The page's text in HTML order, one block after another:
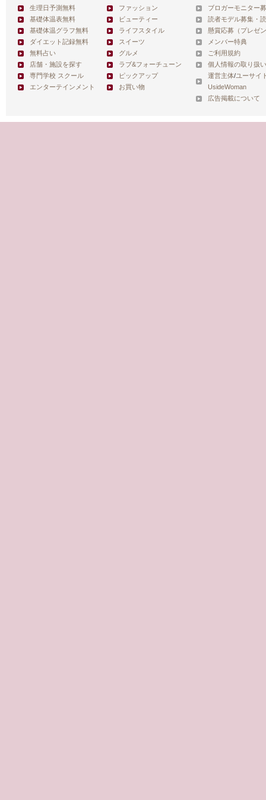
生理日予測無料
基礎体温表無料
基礎体温グラフ無料
ダイエット記録無料
無料占い
店舗・施設を探す
専門学校 スクール
エンターテインメント
ファッション
ビューティー
ライフスタイル
スイーツ
グルメ
ラブ&フォーチューン
ピックアップ
お買い物
ブロガーモニター
読者モデル募集・
懸賞応募（プレゼ
メンバー特典
ご利用規約
個人情報の取り扱
運営主体/ユーサイ
UsideWoman
広告掲載について